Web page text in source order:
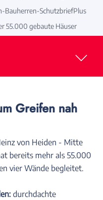
Bauherren-SchutzbriefPlus
55.000 gebaute Häuser
Greifen nah
von Heiden - Mitte
bereits mehr als 55.000
vier Wände begleitet.
durchdachte